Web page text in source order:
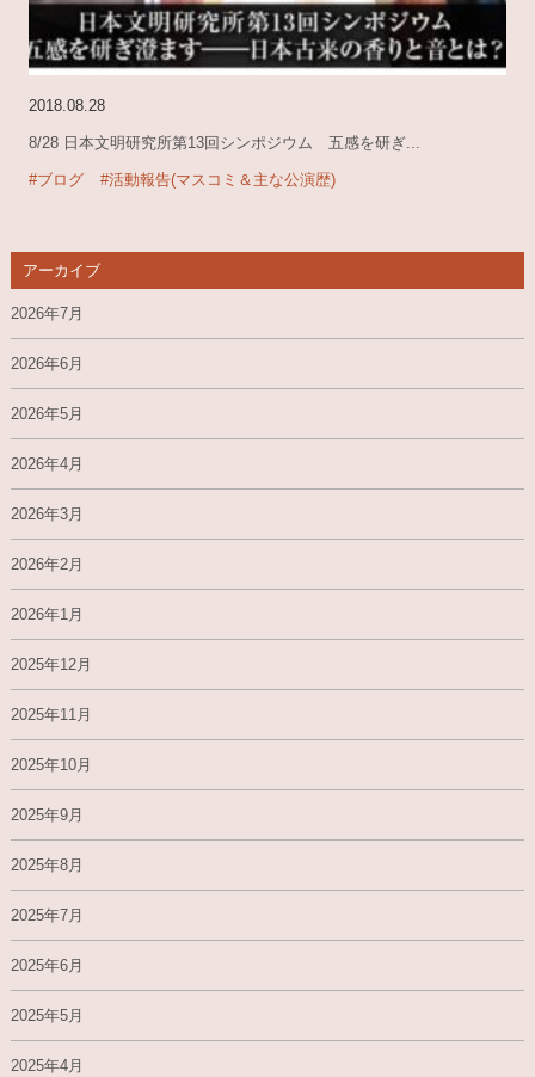
2018.08.28
8/28 日本文明研究所第13回シンポジウム 五感を研ぎ...
#ブログ #活動報告(マスコミ＆主な公演歴)
アーカイブ
2026年7月
2026年6月
2026年5月
2026年4月
2026年3月
2026年2月
2026年1月
2025年12月
2025年11月
2025年10月
2025年9月
2025年8月
2025年7月
2025年6月
2025年5月
2025年4月